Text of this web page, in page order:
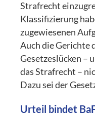
Strafrecht
Klassifizierung
zugewiesenen
Auch die Gerichte
Gesetzeslücken –
das Strafrecht –
Dazu sei der
Urteil bindet